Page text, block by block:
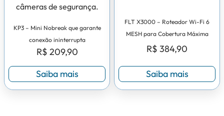
KP3 – Mini Nobreak que garante
conexão ininterrupta
R$ 209,90
Saiba mais
FLT X3000 – Roteador Wi-Fi 6
MESH para Cobertura Máxima
R$ 384,90
Saiba mais